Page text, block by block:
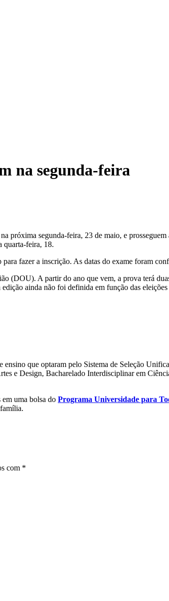
na segunda-feira
próxima segunda-feira, 23 de maio, e
quarta-feira, 18.
fazer a inscrição. As datas do exame foram
(DOU). A partir do ano que vem, a prova terá
ainda não foi definida em função das
que optaram pelo Sistema de Seleção
e Design, Bacharelado Interdisciplinar em
em uma bolsa do Programa Universidade para
com *